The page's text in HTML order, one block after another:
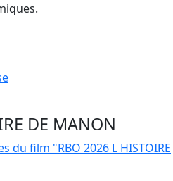
DE MANON
du film "RBO 2026 L HISTOIRE